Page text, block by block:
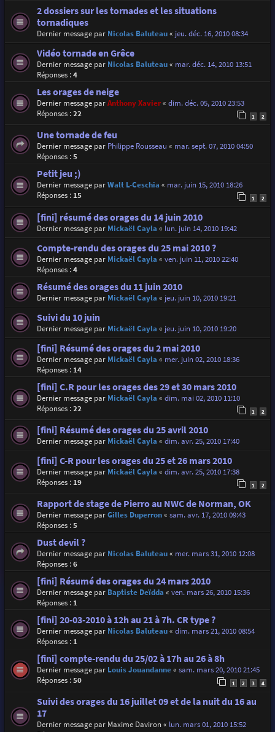
2 dossiers sur les tornades et les situations
tornadiques
Dernier message par Nicolas Baluteau« jeu. déc. 16, 2010 08:34
Vidéo tornade en Grêce
Dernier message par Nicolas Baluteau« mar. déc. 14, 2010 13:51
Réponses :4
Les orages de neige
Dernier message parAnthony Xavier« dim. déc. 05, 2010 23:53
Réponses :22 1 2
Une tornade de feu
Dernier message par Philippe Rousseau « mar. sept. 07, 2010 04:50
Réponses :5
Petit jeu ;)
Dernier message parWalt L-Ceschia « mar. juin 15, 2010 18:26
Réponses : 15 1 2
[fini] résumé des orages du 14 juin 2010
Dernier message par Mickaël Cayla « lun. juin 14, 2010 19:42
Compte-rendu des orages du 25 mai 2010 ?
Dernier message par Mickaël Cayla « ven. juin 11, 2010 22:40
Réponses :4
Résumé des orages du 11 juin 2010
Dernier message par Mickaël Cayla « jeu. juin 10, 2010 19:21
Suivi du 10 juin
Dernier message par Mickaël Cayla « jeu. juin 10, 2010 19:20
[fini] Résumé des orages du 2 mai 2010
Dernier message par Mickaël Cayla « mer. juin 02, 2010 18:36
Réponses : 14
[fini] C.R pour les orages des 29 et 30 mars 2010
Dernier message par Mickaël Cayla « dim. mai 02, 2010 11:10
Réponses :22 1 2
[fini] Résumé des orages du 25 avril 2010
Dernier message par Mickaël Cayla « dim. avr. 25, 2010 17:40
[fini] C-R pour les orages du 25 et 26 mars 2010
Dernier message par Mickaël Cayla « dim. avr. 25, 2010 17:38
Réponses : 19 1 2
Rapport de stage de Pierro au NWC de Norman, OK
Dernier message parGilles Duperron« sam. avr. 17, 2010 09:43
Réponses :5
Dust devil ?
Dernier message par Nicolas Baluteau« mer. mars 31, 2010 12:08
Réponses :6
[fini] Résumé des orages du 24 mars 2010
Dernier message par Baptiste Deïdda « ven. mars 26, 2010 15:36
Réponses : 1
[fini] 20-03-2010 à 12h au 21 à 7h. CR type ?
Dernier message par Nicolas Baluteau« dim. mars 21, 2010 08:54
Réponses : 1
[fini] compte-rendu du 25/02 à 17h au 26 à 8h
Dernier message par Louis Jouandanne« sam. mars 20, 2010 21:45
Réponses :50 1 2 3 4
Suivi des orages du 16 juillet 09 et de la nuit du 16 au
17
Dernier message par Maxime Daviron« lun. mars 01, 2010 15:52